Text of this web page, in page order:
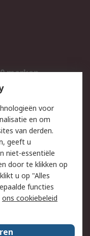
merken
veiligheid
voor
en om
van derden.
geeft u
niet-essentiële
door te klikken op
u op "Alles
functies
ons cookiebeleid